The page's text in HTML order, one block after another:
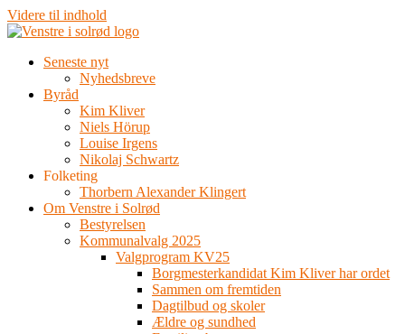
Videre til indhold
Seneste nyt
Nyhedsbreve
Byråd
Kim Kliver
Niels Hörup
Louise Irgens
Nikolaj Schwartz
Folketing
Thorbern Alexander Klingert
Om Venstre i Solrød
Bestyrelsen
Kommunalvalg 2025
Valgprogram KV25
Borgmesterkandidat Kim Kliver har ordet
Sammen om fremtiden
Dagtilbud og skoler
Ældre og sundhed